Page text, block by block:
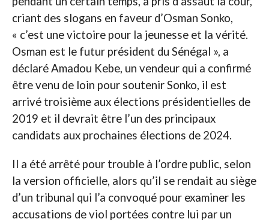
criant des slogans en faveur d’Osman Sonko,
« c’est une victoire pour la jeunesse et la vérité.
Osman est le futur président du Sénégal », a
déclaré Amadou Kebe, un vendeur qui a confirmé
être venu de loin pour soutenir Sonko, il est
arrivé troisième aux élections présidentielles de
2019 et il devrait être l’un des principaux
candidats aux prochaines élections de 2024.
Il a été arrêté pour trouble à l’ordre public, selon
la version officielle, alors qu’il se rendait au siège
d’un tribunal qui l’a convoqué pour examiner les
accusations de viol portées contre lui par un